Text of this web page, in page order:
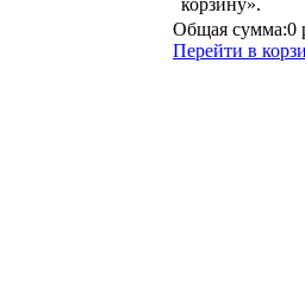
корзину».
Общая сумма:0
Перейти в